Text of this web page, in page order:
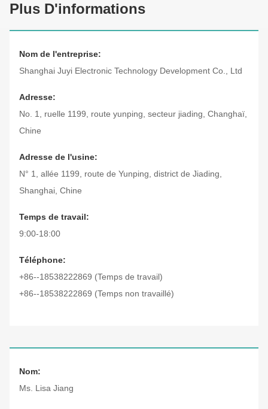
Plus D'informations
Nom de l'entreprise:
Shanghai Juyi Electronic Technology Development Co., Ltd
Adresse:
No. 1, ruelle 1199, route yunping, secteur jiading, Changhaï,
Chine
Adresse de l'usine:
N° 1, allée 1199, route de Yunping, district de Jiading,
Shanghai, Chine
Temps de travail:
9:00-18:00
Téléphone:
+86--18538222869 (Temps de travail)
+86--18538222869 (Temps non travaillé)
Nom:
Ms. Lisa Jiang